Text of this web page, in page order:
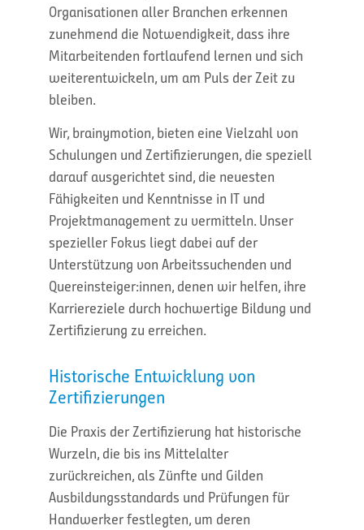
Organisationen aller Branchen erkennen
zunehmend die Notwendigkeit, dass ihre
Mitarbeitenden fortlaufend lernen und sich
weiterentwickeln, um am Puls der Zeit zu
bleiben.
Wir, brainymotion, bieten eine Vielzahl von
Schulungen und Zertifizierungen, die speziell
darauf ausgerichtet sind, die neuesten
Fähigkeiten und Kenntnisse in IT und
Projektmanagement zu vermitteln. Unser
spezieller Fokus liegt dabei auf der
Unterstützung von Arbeitssuchenden und
Quereinsteiger:innen, denen wir helfen, ihre
Karriereziele durch hochwertige Bildung und
Zertifizierung zu erreichen.
Historische Entwicklung von
Zertifizierungen
Die Praxis der Zertifizierung hat historische
Wurzeln, die bis ins Mittelalter
zurückreichen, als Zünfte und Gilden
Ausbildungsstandards und Prüfungen für
Handwerker festlegten, um deren